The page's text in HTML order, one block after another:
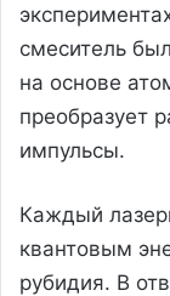
смеситель
на основе
преобразует
импульсы.
Каждый
квантовым
рубидия. В